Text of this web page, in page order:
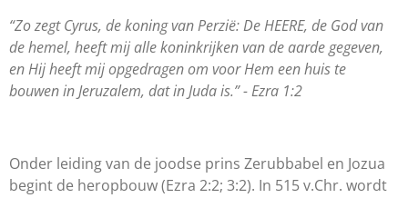
“Zo zegt Cyrus, de koning van Perzië: De HEERE, de God van
de hemel, heeft mij alle koninkrijken van de aarde gegeven,
en Hij heeft mij opgedragen om voor Hem een huis te
bouwen in Jeruzalem, dat in Juda is.” - Ezra 1:2
Onder leiding van de joodse prins Zerubbabel en Jozua
begint de heropbouw (Ezra 2:2; 3:2). In 515 v.Chr. wordt